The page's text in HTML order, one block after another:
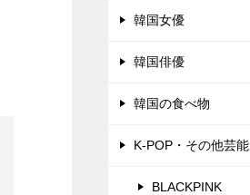
韓国女優
韓国俳優
韓国の食べ物
K-POP・その他芸能
BLACKPINK